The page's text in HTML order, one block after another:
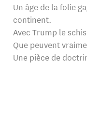
Un âge de la folie
continent.
Avec Trump le
Que peuvent
Une pièce de